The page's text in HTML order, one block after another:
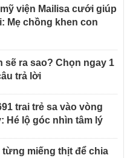
viện Mailisa cưới giúp
Mẹ chồng khen con
sẽ ra sao? Chọn ngay 1
trả lời
trai trẻ sa vào vòng
Hé lộ góc nhìn tâm lý
miếng thịt để chia